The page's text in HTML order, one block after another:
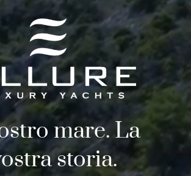
RU
PT
mare. La
storia.